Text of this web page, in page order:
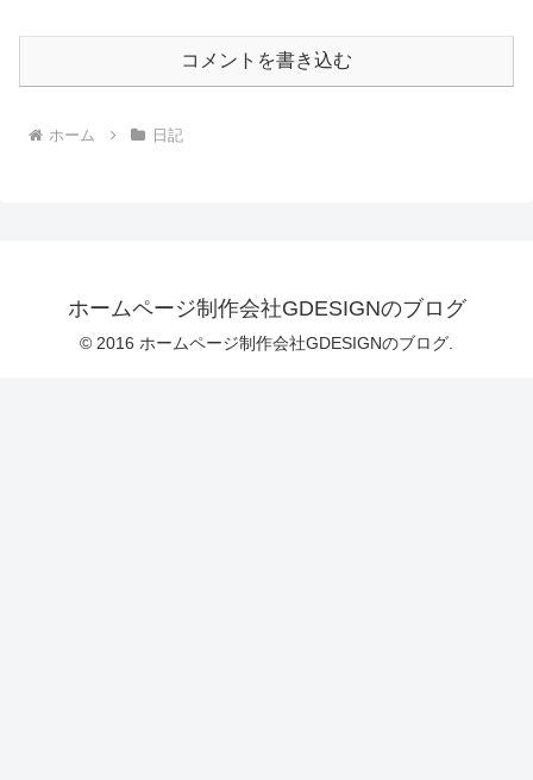
コメントを書き込む
ホーム 日記
ホームページ制作会社GDESIGNのブログ
© 2016 ホームページ制作会社GDESIGNのブログ.